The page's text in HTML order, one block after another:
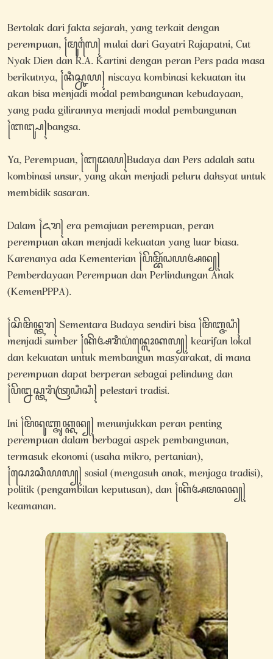
Bertolak dari fakta sejarah, yang terkait dengan
perempuan, ꧌ꦩꦸꦭꦻ꧍ mulai dari Gayatri Rajapatni, Cut
Nyak Dien dan R.A. Kartini dengan peran Pers pada masa
berikutnya, ꧌ꦤꦶꦱ꧀ꦕꦪ꧍ niscaya kombinasi kekuatan itu
akan bisa menjadi modal pembangunan kebudayaan,
yang pada gilirannya menjadi modal pembangunan
꧌ꦧꦔ꧀ꦰ꧍bangsa.
Ya, Perempuan, ꧌ꦧꦸꦢꦪ꧍Budaya dan Pers adalah satu
kombinasi unsur, yang akan menjadi peluru dahsyat untuk
membidik sasaran.
Dalam ꧌ꦌꦫ꧍ era pemajuan perempuan, peran
perempuan akan menjadi kekuatan yang luar biasa.
Karenanya ada Kementerian ꧌ꦥꦼꦩ꧀ꦧꦼꦂꦞꦪꦄꦤ꧀꧍
Pemberdayaan Perempuan dan Perlindungan Anak
(KemenPPPA).
꧌ꦱꦼꦩꦼꦤ꧀ꦠꦫ꧍ Sementara Budaya sendiri bisa ꧌ꦩꦼꦧ꧀ꦗꦝꦶ꧍
menjadi sumber ꧌ꦏꦼꦄꦫꦶꦥ꦳ꦤ꧀ꦭꦺꦴꦏꦭ꧀꧍ kearifan lokal
dan kekuatan untuk membangun masyarakat, di mana
perempuan dapat berperan sebagai pelindung dan
꧌ꦥꦼꦊꦱ꧀ꦠꦫꦶꦠꦿꦝꦶꦱꦶ꧍ pelestari tradisi.
Ini ꧌ꦩꦼꦤꦸꦚ꧀ꦗꦸꦏ꧀ꦏꦤ꧀꧍ menunjukkan peran penting
perempuan dalam berbagai aspek pembangunan,
termasuk ekonomi (usaha mikro, pertanian),
꧌ꦱꦺꦴꦱꦶꦪꦭ꧀꧍ sosial (mengasuh anak, menjaga tradisi),
politik (pengambilan keputusan), dan ꧌ꦏꦼꦄꦩꦤꦤ꧀꧍
keamanan.